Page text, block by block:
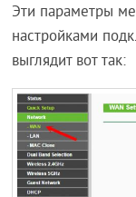
Эти параметры
настройками
выглядит вот так: